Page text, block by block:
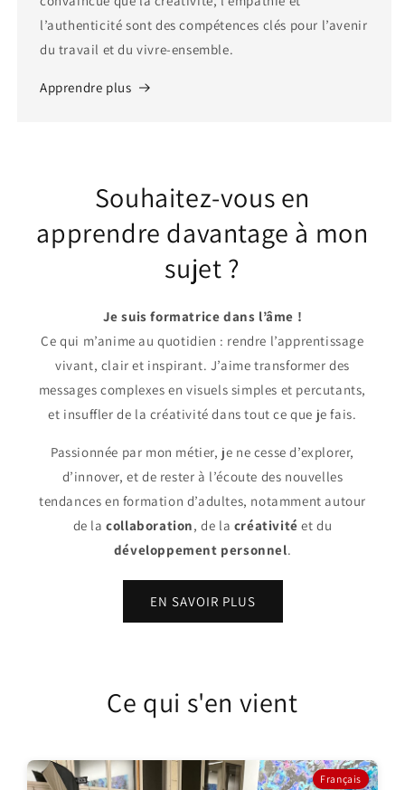
l’authenticité sont des compétences clés pour l’avenir
du travail et du vivre-ensemble.
Apprendre plus
Souhaitez-vous en
apprendre davantage à mon
sujet ?
Je suis formatrice dans l’âme !
Ce qui m’anime au quotidien : rendre l’apprentissage
vivant, clair et inspirant. J’aime transformer des
messages complexes en visuels simples et percutants,
et insuffler de la créativité dans tout ce que je fais.
Passionnée par mon métier, je ne cesse d’explorer,
d’innover, et de rester à l’écoute des nouvelles
tendances en formation d’adultes, notamment autour
de lacollaboration, de la créativité et du
développement personnel.
EN SAVOIR PLUS
Ce qui s'en vient
Français